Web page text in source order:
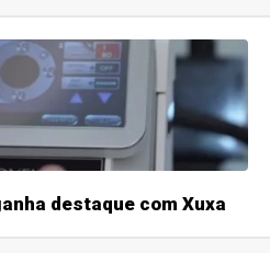
destaque com Xuxa